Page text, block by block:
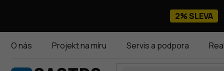
2% SLEVA
O nás Projekt na míru Servis a podpora